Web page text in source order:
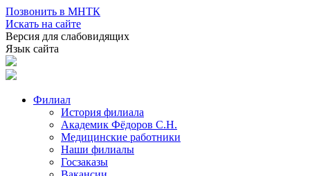
Позвонить в МНТК
Искать на сайте
Версия для слабовидящих
Язык сайта
Филиал
История филиала
Академик Фёдоров С.Н.
Медицинские работники
Наши филиалы
Госзаказы